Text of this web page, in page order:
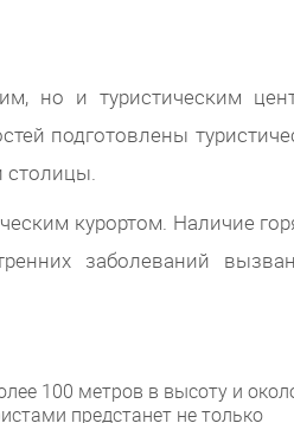
но и туристическим
подготовлены
столицы.
курортом. Наличие
заболеваний
100 метров в высоту и
предстанет не только